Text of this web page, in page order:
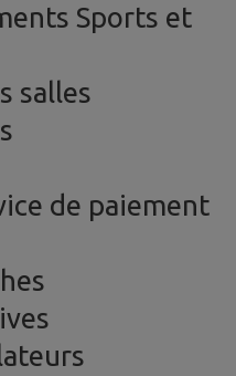
Sports et
salles
de paiement